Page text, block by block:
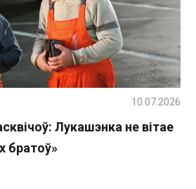
Лукашэнка не вітае
братоў»
10.07.2026